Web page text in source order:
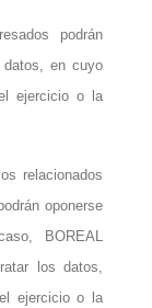
podrán
en cuyo
ejercicio o la
relacionados
oponerse
BOREAL
los datos,
ejercicio o la